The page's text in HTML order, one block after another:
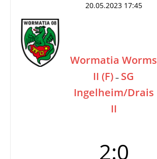
20.05.2023 17:45
Wormatia Worms
II (F) – SG
Ingelheim/Drais
II
2:0